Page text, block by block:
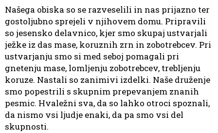
Našega obiska so se razveselili in nas prijazno ter
gostoljubno sprejeli v njihovem domu. Pripravili
so jesensko delavnico, kjer smo skupaj ustvarjali
ježke iz das mase, koruznih zrn in zobotrebcev. Pri
ustvarjanju smo si med seboj pomagali pri
gnetenju mase, lomljenju zobotrebcev, trebljenju
koruze. Nastali so zanimivi izdelki. Naše druženje
smo popestrili s skupnim prepevanjem znanih
pesmic. Hvaležni sva, da so lahko otroci spoznali,
da nismo vsi ljudje enaki, da pa smo vsi del
skupnosti.